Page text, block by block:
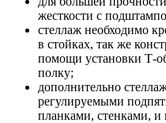
жесткости с
стеллаж необходимо
в стойках, так же
помощи установки Т-
полку;
дополнительно
регулируемыми
планками, стенками, и